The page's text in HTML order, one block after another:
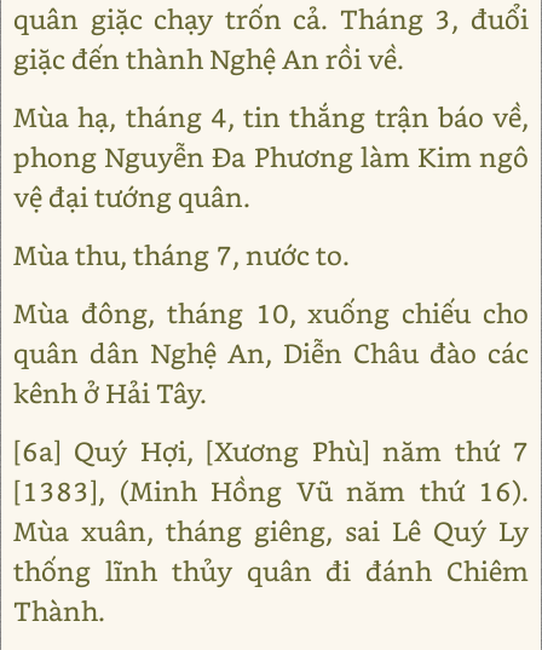
quân giặc chạy trốn cả. Tháng 3, đuổi
giặc đến thành Nghệ An rồi về.
Mùa hạ, tháng 4, tin thắng trận báo về,
phong Nguyễn Đa Phương làm Kim ngô
vệ đại tướng quân.
Mùa thu, tháng 7, nước to.
Mùa đông, tháng 10, xuống chiếu cho
quân dân Nghệ An, Diễn Châu đào các
kênh ở Hải Tây.
[6a] Quý Hợi, [Xương Phù] năm thứ 7
[1383], (Minh Hồng Vũ năm thứ 16).
Mùa xuân, tháng giêng, sai Lê Quý Ly
thống lĩnh thủy quân đi đánh Chiêm
Thành.